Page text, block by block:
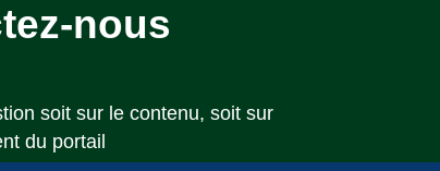
nous
soit sur le contenu, soit sur
du portail